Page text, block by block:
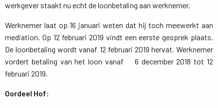
werkgever staakt nu echt de loonbetaling aan werknemer.
Werknemer laat op 16 januari weten dat hij toch meewerkt aan
mediation. Op 12 februari 2019 vindt een eerste gesprek plaats.
De loonbetaling wordt vanaf 12 februari 2019 hervat. Werknemer
vordert betaling van het loon vanaf 6 december 2018 tot 12
februari 2019.
Oordeel Hof: